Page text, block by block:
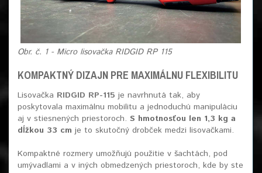
Obr. č. 1 - Micro lisovačka RIDGID RP 115
KOMPAKTNÝ DIZAJN PRE MAXIMÁLNU FLEXIBILITU
Lisovačka RIDGID RP-115 je navrhnutá tak, aby
poskytovala maximálnu mobilitu a jednoduchú manipuláciu
aj v stiesnených priestoroch. S hmotnosťou len 1,3 kg a
dĺžkou 33 cm je to skutočný drobček medzi lisovačkami.
Kompaktné rozmery umožňujú použitie v šachtách, pod
umývadlami a v iných obmedzených priestoroch, kde by ste